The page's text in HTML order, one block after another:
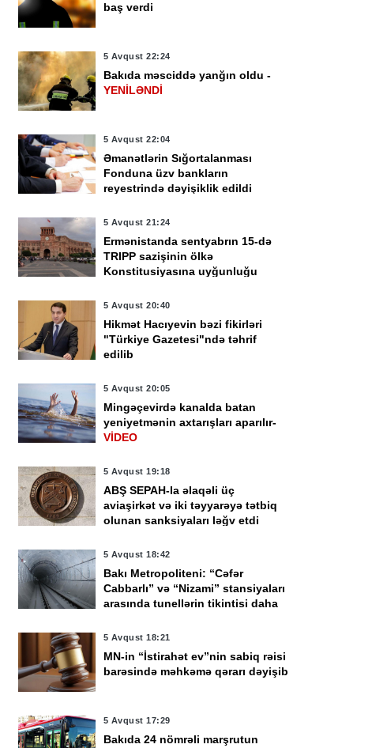
baş verdi
5 Avqust 22:24
Bakıda məsciddə yanğın oldu -
YENİLƏNDİ
5 Avqust 22:04
Əmanətlərin Sığortalanması
Fonduna üzv bankların
reyestrində dəyişiklik edildi
5 Avqust 21:24
Ermənistanda sentyabrın 15-də
TRIPP sazişinin ölkə
Konstitusiyasına uyğunluğu
5 Avqust 20:40
Hikmət Hacıyevin bəzi fikirləri
"Türkiye Gazetesi"ndə təhrif
edilib
5 Avqust 20:05
Mingəçevirdə kanalda batan
yeniyetmənin axtarışları aparılır-
VİDEO
5 Avqust 19:18
ABŞ SEPAH-la əlaqəli üç
aviaşirkət və iki təyyarəyə tətbiq
olunan sanksiyaları ləğv etdi
5 Avqust 18:42
Bakı Metropoliteni: “Cəfər
Cabbarlı” və “Nizami” stansiyaları
arasında tunellərin tikintisi daha
5 Avqust 18:21
MN-in “İstirahət ev”nin sabiq rəisi
barəsində məhkəmə qərarı dəyişib
5 Avqust 17:29
Bakıda 24 nömrəli marşrutun